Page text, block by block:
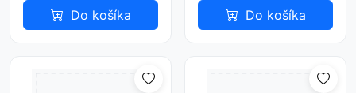
Do košíka Do košíka